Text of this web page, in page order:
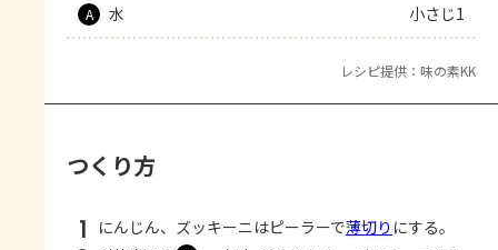
A 水 小さじ1
レシピ提供：味の素KK
つくり方
1 にんじん、ズッキーニはピーラーで薄切り にする。